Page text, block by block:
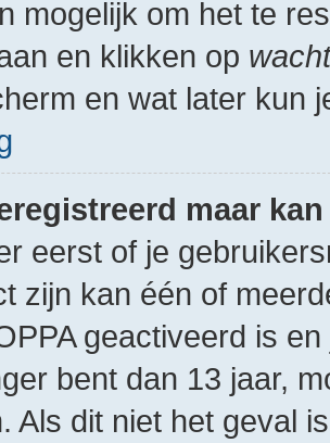
mogelijk om het te
en klikken op
en wat later kun
maar
eerst of je
zijn kan één of
geactiveerd is
bent dan 13 jaar,
Als dit niet het geval